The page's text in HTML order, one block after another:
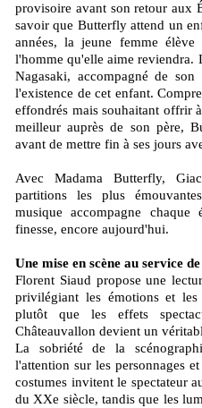
provisoire avant son retour aux
savoir que Butterfly attend un
années, la jeune femme
l'homme qu'elle aime reviendra.
Nagasaki, accompagné de
l'existence de cet enfant.
effondrés mais souhaitant offrir
meilleur auprès de son père,
avant de mettre fin à ses jours
Avec Madama Butterfly,
partitions les plus
musique accompagne chaque
finesse, encore aujourd'hui.
Une mise en scène au service
Florent Siaud propose une
privilégiant les émotions et les
plutôt que les effets
Châteauvallon devient un
La sobriété de la
l'attention sur les personnages
costumes invitent le spectateur
du XXe siècle, tandis que les